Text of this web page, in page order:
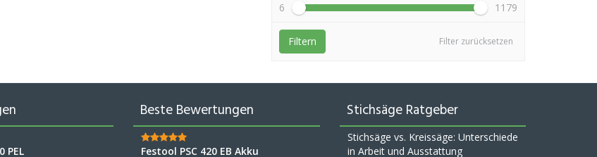
6 1179
Filter zurücksetzen
Filtern
PEL
Beste Bewertungen
Festool PSC 420 EB Akku
Stichsäge Ratgeber
Stichsäge vs. Kreissäge: Unterschiede
in Arbeit und Ausstattung